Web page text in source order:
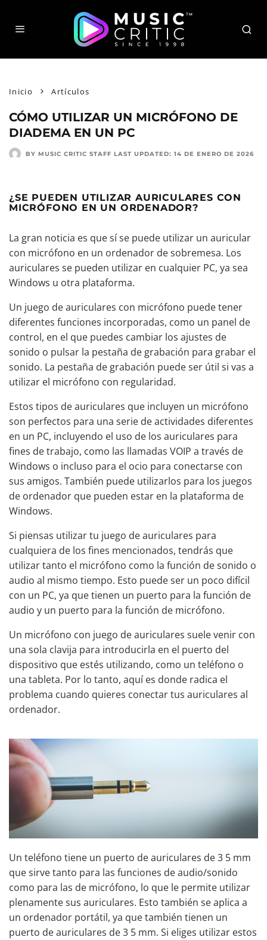
Inicio Artículos
CÓMO UTILIZAR UN MICRÓFONO DE
DIADEMA EN UN PC
BY MUSIC CRITIC STAFF LAST UPDATED: 14 DE ENERO DE 2026
¿SE PUEDEN UTILIZAR AURICULARES CON
MICRÓFONO EN UN ORDENADOR?
La gran noticia es que sí se puede utilizar un auricular
con micrófono en un ordenador de sobremesa. Los
auriculares se pueden utilizar en cualquier PC, ya sea
Windows u otra plataforma.
Un juego de auriculares con micrófono puede tener
diferentes funciones incorporadas, como un panel de
control, en el que puedes cambiar los ajustes de
sonido o pulsar la pestaña de grabación para grabar el
sonido. La pestaña de grabación puede ser útil si vas a
utilizar el micrófono con regularidad.
Estos tipos de auriculares que incluyen un micrófono
son perfectos para una serie de actividades diferentes
en un PC, incluyendo el uso de los auriculares para
fines de trabajo, como las llamadas VOIP a través de
Windows o incluso para el ocio para conectarse con
sus amigos. También puede utilizarlos para los juegos
de ordenador que pueden estar en la plataforma de
Windows.
Si piensas utilizar tu juego de auriculares para
cualquiera de los fines mencionados, tendrás que
utilizar tanto el micrófono como la función de sonido o
audio al mismo tiempo. Esto puede ser un poco difícil
con un PC, ya que tienen un puerto para la función de
audio y un puerto para la función de micrófono.
Un micrófono con juego de auriculares suele venir con
una sola clavija para introducirla en el puerto del
dispositivo que estés utilizando, como un teléfono o
una tableta. Por lo tanto, aquí es donde radica el
problema cuando quieres conectar tus auriculares al
ordenador.
Un teléfono tiene un puerto de auriculares de 3 5 mm
que sirve tanto para las funciones de audio/sonido
como para las de micrófono, lo que le permite utilizar
plenamente sus auriculares. Esto también se aplica a
un ordenador portátil, ya que también tienen un
puerto de auriculares de 3 5 mm. Si eliges utilizar estos